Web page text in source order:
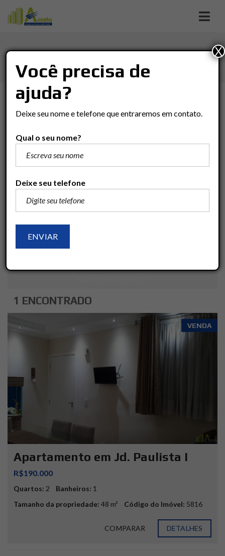
TIPO DE NEGÓCIO
TIPO DO IMÓVEL
BAIRRO
1 ENCONTRADO
VENDA
Apartamento em Jd. Paulista I
R$190.000
Quartos: 2 Banheiros: 1
Tamanho da propriedade: 48 m² Código do Imóvel: 5816
COMPARAR DETALHES
Você precisa de
ajuda?
Deixe seu nome e telefone que entraremos em contato.
Qual o seu nome?
Deixe seu telefone
X